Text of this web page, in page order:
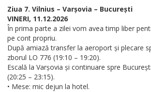
Ziua 7. Vilnius – Varșovia – București
VINERI, 11.12.2026
În prima parte a zilei vom avea timp liber
pe cont propriu.
După amiază transfer la aeroport și plecare
zborul LO 776 (19:10 – 19:20).
Escală la Varșovia și continuare spre
(20:25 – 23:15).
• Mese: mic dejun la hotel.